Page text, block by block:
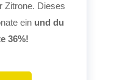
Zitrone. Dieses
ein und du
36%!